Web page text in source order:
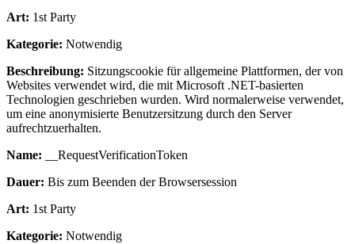
Art: 1st Party
Kategorie: Notwendig
Beschreibung: Sitzungscookie für allgemeine Plattformen, der von
Websites verwendet wird, die mit Microsoft .NET-basierten
Technologien geschrieben wurden. Wird normalerweise verwendet,
um eine anonymisierte Benutzersitzung durch den Server
aufrechtzuerhalten.
Name: __RequestVerificationToken
Dauer: Bis zum Beenden der Browsersession
Art: 1st Party
Kategorie: Notwendig